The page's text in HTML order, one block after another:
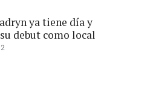
ya tiene día y
debut como local